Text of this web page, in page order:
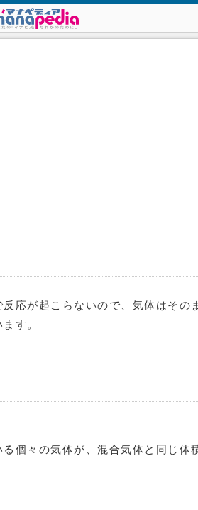
応が起こらないので、気体はその
す。
個々の気体が、混合気体と同じ体